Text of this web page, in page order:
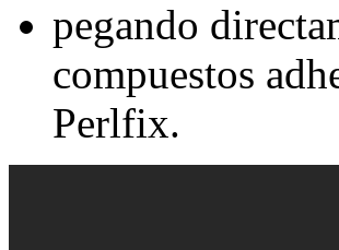
pegando
compuestos
Perlfix.